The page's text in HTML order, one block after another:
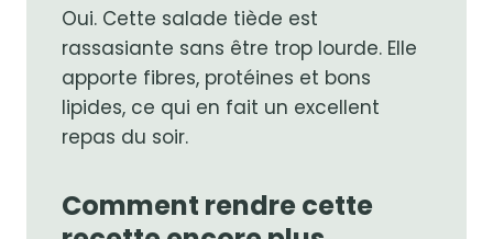
Oui. Cette salade tiède est
rassasiante sans être trop lourde. Elle
apporte fibres, protéines et bons
lipides, ce qui en fait un excellent
repas du soir.
Comment rendre cette